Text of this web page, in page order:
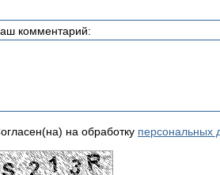
комментарий:
на обработку персональных